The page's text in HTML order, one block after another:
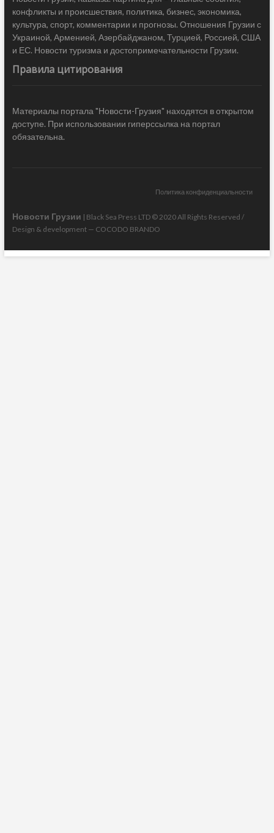
конфликты и происшествия, политика, бизнес, экономика,
культура, спорт, комментарии и прогнозы. Отношения Грузии с
Украиной, Арменией, Азербайджаном, Турцией, Россией, США
и ЕС. Новости туризма и достопримечательности Грузии.
Правила цитирования
Материалы портала "Новости-Грузия" находятся в открытом
доступе. При использовании гиперссылка на портал
обязательна.
Политика конфиденциальности
Новости Грузии | Black Sea Press LTD © 2020 All Rights Reserved /
Design & development — COCODO BRANDO